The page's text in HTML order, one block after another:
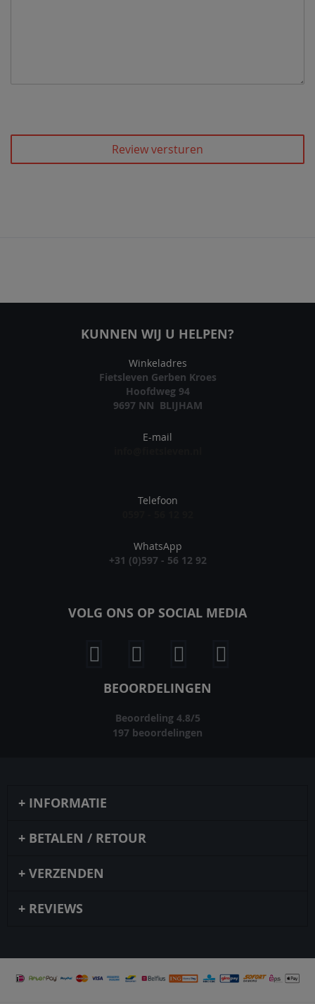
Review versturen
KUNNEN WIJ U HELPEN?
Winkeladres
Fietsleven Gerben Kroes
Hoofdweg 94
9697 NN BLIJHAM
E-mail
Telefoon
WhatsApp
+31 (0)597 - 56 12 92
VOLG ONS OP SOCIAL MEDIA
BEOORDELINGEN
Beoordeling 4.8/5
197 beoordelingen
INFORMATIE
BETALEN / RETOUR
VERZENDEN
REVIEWS